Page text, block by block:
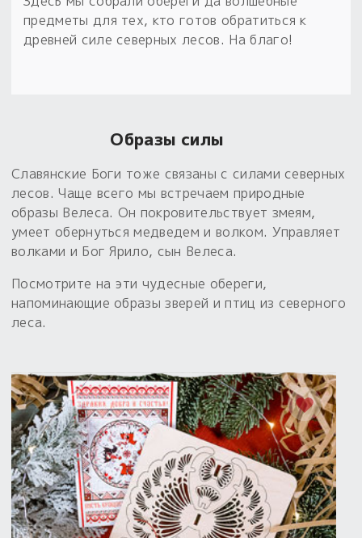
«Резы Рода. Нежиты» и «Резы
Рода.Духи-Хозяева» с колодами
толковники со значениями, раскладами,
Пыльный сундучок
большое обновление
Товары со скидкой
Товары недели
Оберег в подарок
к заказу от 3 тыс. руб.
предметы для тех, кто готов обратиться к
древней силе северных лесов. На благо!
Образы силы
Славянские Боги тоже связаны с силами северных
лесов. Чаще всего мы встречаем природные
образы Велеса. Он покровительствует змеям,
умеет обернуться медведем и волком. Управляет
волками и Бог Ярило, сын Велеса.
Посмотрите на эти чудесные обереги,
напоминающие образы зверей и птиц из северного
леса.